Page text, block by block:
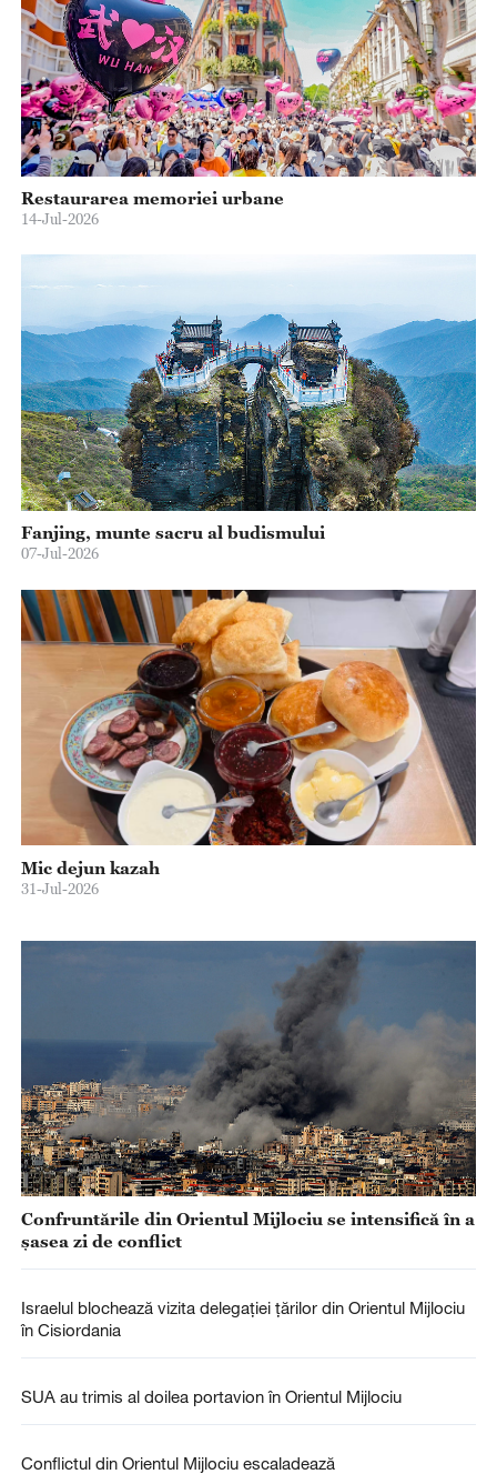
Restaurarea memoriei urbane
14-Jul-2026
Fanjing, munte sacru al budismului
07-Jul-2026
Mic dejun kazah
31-Jul-2026
Confruntările din Orientul Mijlociu se intensifică în a
șasea zi de conflict
Israelul blochează vizita delegației țărilor din Orientul Mijlociu
în Cisiordania
SUA au trimis al doilea portavion în Orientul Mijlociu
Conflictul din Orientul Mijlociu escaladează